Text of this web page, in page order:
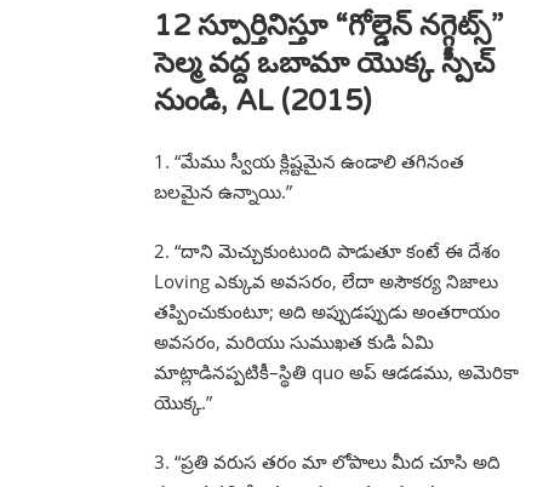
12 స్పూర్తినిస్తూ “గోల్డెన్ నగ్గెట్స్”
సెల్మ వద్ద ఒబామా యొక్క స్పీచ్
నుండి, AL (2015)
1. “మేము స్వీయ క్లిష్టమైన ఉండాలి తగినంత
బలమైన ఉన్నాయి.”
2. “దాని మెచ్చుకుంటుంది పాడుతూ కంటే ఈ దేశం
Loving ఎక్కువ అవసరం, లేదా అసౌకర్య నిజాలు
తప్పించుకుంటూ; అది అప్పుడప్పుడు అంతరాయం
అవసరం, మరియు సుముఖత కుడి ఏమి
మాట్లాడినప్పటికీ–స్థితి quo అప్ ఆడడము, అమెరికా
యొక్క.”
3. “ప్రతి వరుస తరం మా లోపాలు మీద చూసి అది